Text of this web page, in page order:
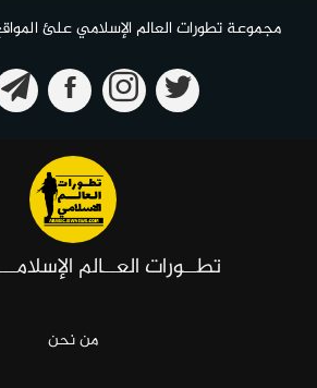
مجموعة تطورات العالم الإسلامي علئ
تطــورات العــالم
من نحن